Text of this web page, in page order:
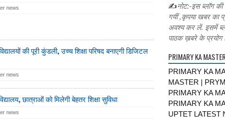
news
की पूरी कुंडली, उच्च शिक्षा परिषद बनाएगी डिजिटल
news
छात्राओं को मिलेगी बेहतर शिक्षा सुविधा
news
✍नोट:-इस ब्लॉग
गयीं ,कृपया खबर का
अवश्य कर लें. इसमें
पाठक ख़बरे के प्रयोग
PRIMARY KA
PRIMARY KA
MASTER |
PRIMARY KA
PRIMARY KA
UPTET LATEST